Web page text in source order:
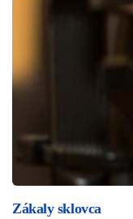
Zákaly sklovca